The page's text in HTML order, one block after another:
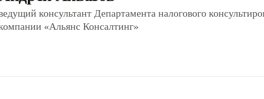
консультант Департамента налогового
«Альянс Консалтинг»